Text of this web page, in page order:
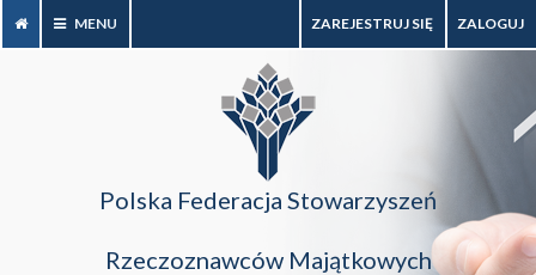
MENU ZALOGUJ
ZAREJESTRUJ SIĘ
Polska Federacja Stowarzyszeń
Rzeczoznawców Majątkowych